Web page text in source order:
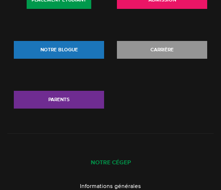
NOTRE BLOGUE CARRIÈRE
PARENTS
NOTRE CÉGEP
Informations générales